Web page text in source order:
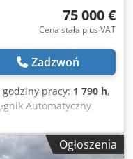
75 000 €
Cena stała plus VAT
Zadzwoń
godziny pracy: 1 790 h,
Automatyczny
Ajznhv Tecqskr
zestawie: MS03 –
Ogłoszenia